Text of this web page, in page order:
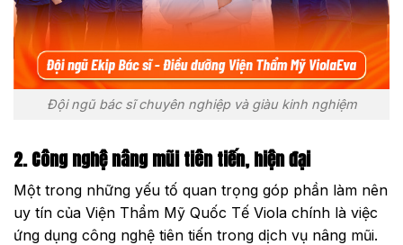
Đội ngũ bác sĩ chuyên nghiệp và giàu kinh nghiệm
2. Công nghệ nâng mũi tiên tiến, hiện đại
Một trong những yếu tố quan trọng góp phần làm nên
uy tín của Viện Thẩm Mỹ Quốc Tế Viola chính là việc
ứng dụng công nghệ tiên tiến trong dịch vụ nâng mũi.